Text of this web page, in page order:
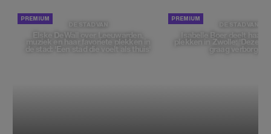
DE STAD VAN
Elske DeWall over Leeuwarden,
muziek en haar favoriete plekken in
de stad: 'Een stad die voelt als thuis'
DE STAD VAN
Isabelle Boer deelt haar
plekken in Zwolle: 'Deze
graag verborgen'